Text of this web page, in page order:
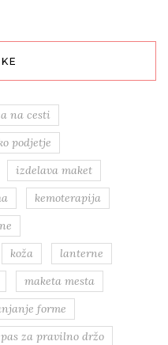
na cesti
podjetje
izdelava maket
kemoterapija
koža
lanterne
maketa mesta
forme
pas za pravilno držo